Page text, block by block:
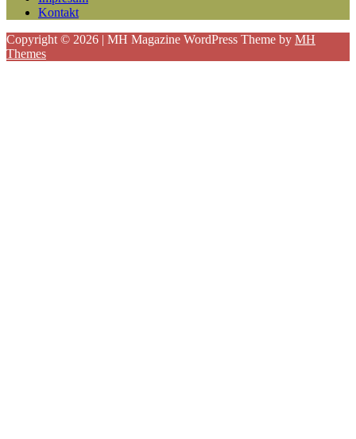
Kontakt
Copyright © 2026 | MH Magazine WordPress Theme by MH
Themes